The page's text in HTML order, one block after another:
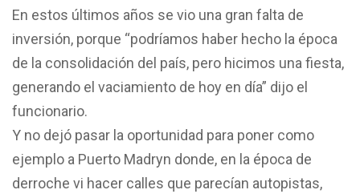
En estos últimos años se vio una gran falta de
inversión, porque “podríamos haber hecho la época
de la consolidación del país, pero hicimos una fiesta,
generando el vaciamiento de hoy en día” dijo el
funcionario.
Y no dejó pasar la oportunidad para poner como
ejemplo a Puerto Madryn donde, en la época de
derroche vi hacer calles que parecían autopistas,